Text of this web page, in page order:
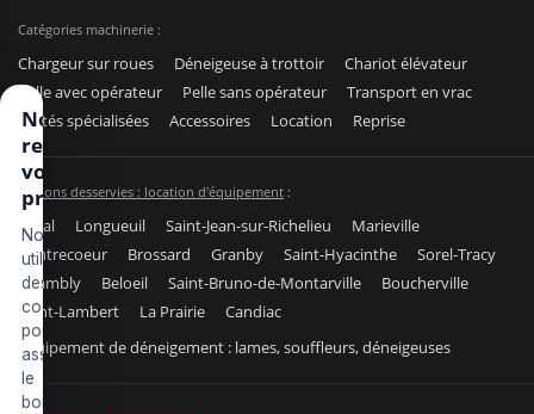
Catégories machinerie :
Chargeur sur roues Déneigeuse à trottoir
Chariot élévateur
Pelle avec opérateur
Pelle sans opérateur
Transport en vrac
Unités spécialisées
Accessoires Location Reprise
Régions desservies : location d'équipement :
Laval Longueuil Saint-Jean-sur-Richelieu
Marieville
Contrecoeur
Brossard Granby Saint-Hyacinthe
Sorel-Tracy
Chambly
Beloeil Saint-Bruno-de-Montarville
Boucherville
Saint-Lambert
La Prairie
Candiac
Équipement de déneigement : lames, souffleurs, déneigeuses
Nous
respectons
votre vie
privée
Nous
utilisons
des
cookies
pour
assurer
le
bon